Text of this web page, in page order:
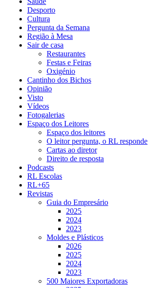
Desporto
Cultura
Pergunta da Semana
Região à Mesa
Sair de casa
Restaurantes
Festas e Feiras
Oxigénio
Cantinho dos Bichos
Opinião
Visto
Vídeos
Fotogalerias
Espaço dos Leitores
Espaço dos leitores
O leitor pergunta, o RL responde
Cartas ao diretor
Direito de resposta
Podcasts
RL Escolas
RL+65
Revistas
Guia do Empresário
2025
2024
2023
Moldes e Plásticos
2026
2025
2024
2023
500 Maiores Exportadoras